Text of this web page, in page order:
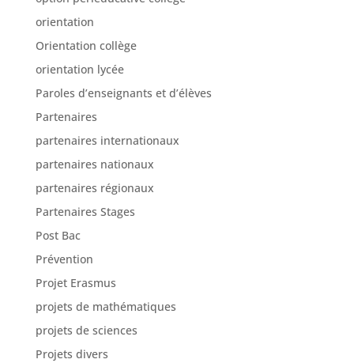
orientation
Orientation collège
orientation lycée
Paroles d’enseignants et d’élèves
Partenaires
partenaires internationaux
partenaires nationaux
partenaires régionaux
Partenaires Stages
Post Bac
Prévention
Projet Erasmus
projets de mathématiques
projets de sciences
Projets divers